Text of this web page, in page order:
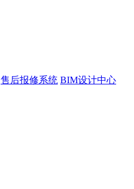
售后报修系统 BIM设计中心